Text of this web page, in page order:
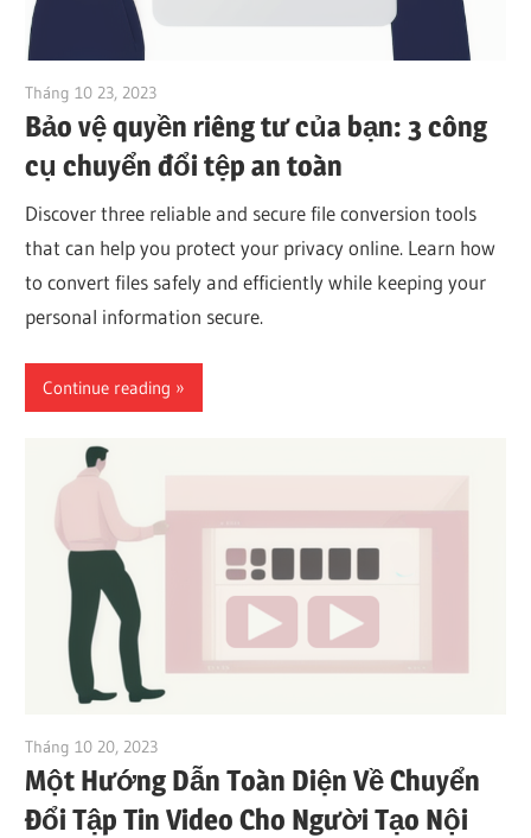
Tháng 10 23, 2023
Bảo vệ quyền riêng tư của bạn: 3 công
cụ chuyển đổi tệp an toàn
Discover three reliable and secure file conversion tools
that can help you protect your privacy online. Learn how
to convert files safely and efficiently while keeping your
personal information secure.
Continue reading
Tháng 10 20, 2023
Một Hướng Dẫn Toàn Diện Về Chuyển
Đổi Tập Tin Video Cho Người Tạo Nội